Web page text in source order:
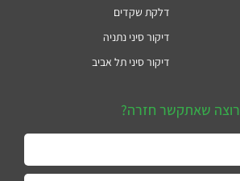
דלקת שקדים
דיקור סיני נתניה
דיקור סיני תל אביב
רוצה שאתקשר חזרה?